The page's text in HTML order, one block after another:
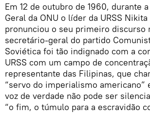
Em 12 de outubro de 1960, durante
Geral da ONU o líder da URSS
pronunciou o seu primeiro discurso
secretário-geral do partido
Soviética foi tão indignado com a
URSS com um campo de
representante das Filipinas, que
“servo do imperialismo americano”
voz de verdade não pode ser
“o fim, o túmulo para a escravidão